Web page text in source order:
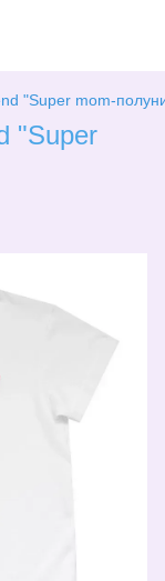
"Super mom-
"Super